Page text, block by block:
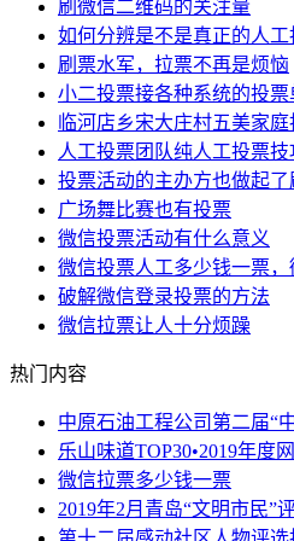
刷微信二维码的关注量
如何分辨是不是真正的人工
刷票水军，拉票不再是烦恼
小二投票接各种系统的投票
临河店乡宋大庄村五美家庭
人工投票团队纯人工投票技
投票活动的主办方也做起了
广场舞比赛也有投票
微信投票活动有什么意义
微信投票人工多少钱一票
破解微信登录投票的方法
微信拉票让人十分烦躁
热门内容
中原石油工程公司第二届“
乐山味道TOP30•2019年度
微信拉票多少钱一票
2019年2月青岛“文明市民”